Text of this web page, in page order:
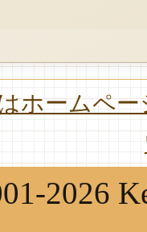
ホームペ
2026